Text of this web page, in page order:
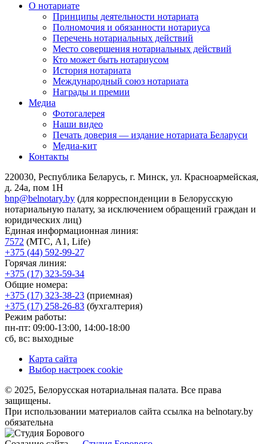
О нотариате
Принципы деятельности нотариата
Полномочия и обязанности нотариуса
Перечень нотариальных действий
Место совершения нотариальных действий
Кто может быть нотариусом
История нотариата
Международный союз нотариата
Награды и премии
Медиа
Фотогалерея
Наши видео
Печать доверия — издание нотариата Беларуси
Медиа-кит
Контакты
220030, Республика Беларусь, г. Минск, ул. Красноармейская,
д. 24а, пом 1Н
bnp@belnotary.by (для корреспонденции в Белорусскую
нотариальную палату, за исключением обращений граждан и
юридических лиц)
Единая информационная линия:
7572 (МТС, A1, Life)
+375 (44) 592-99-27
Горячая линия:
+375 (17) 323-59-34
Общие номера:
+375 (17) 323-38-23 (приемная)
+375 (17) 258-26-83 (бухгалтерия)
Режим работы:
пн-пт: 09:00-13:00, 14:00-18:00
сб, вс: выходные
Карта сайта
Выбор настроек cookie
© 2025, Белорусская нотариальная палата. Все права
защищены.
При использовании материалов сайта ссылка на belnotary.by
обязательна